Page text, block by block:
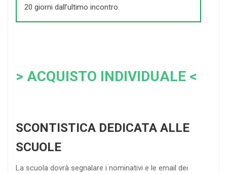
20 giorni dall’ultimo incontro.
> ACQUISTO INDIVIDUALE <
SCONTISTICA DEDICATA ALLE
SCUOLE
La scuola dovrà segnalare i nominativi e le email dei